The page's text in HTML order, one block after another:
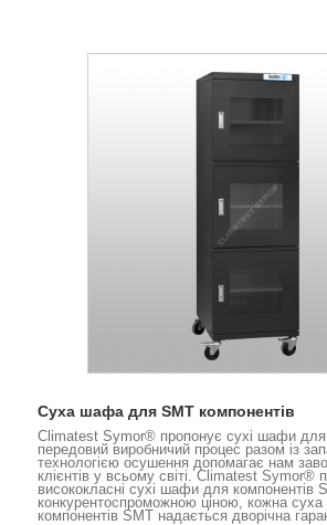
Суха шафа для SMT компонентів
Climatest Symor® пропонує сухі шафи для
передовий виробничий процес разом із
технологією осушення допомагає нам
клієнтів у всьому світі. Climatest Symor®
висококласні сухі шафи для компонентів
конкурентоспроможною ціною, кожна
компонентів SMT надається дворічна